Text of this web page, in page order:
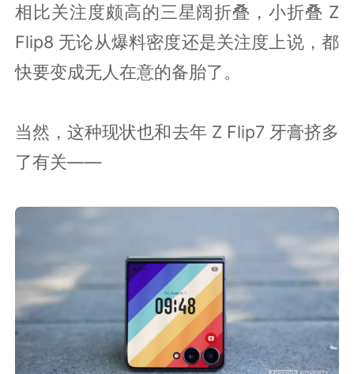
相比关注度颇高的三星阔折叠，小折叠 Z
Flip8 无论从爆料密度还是关注度上说，都
快要变成无人在意的备胎了。
当然，这种现状也和去年 Z Flip7 牙膏挤多
了有关——